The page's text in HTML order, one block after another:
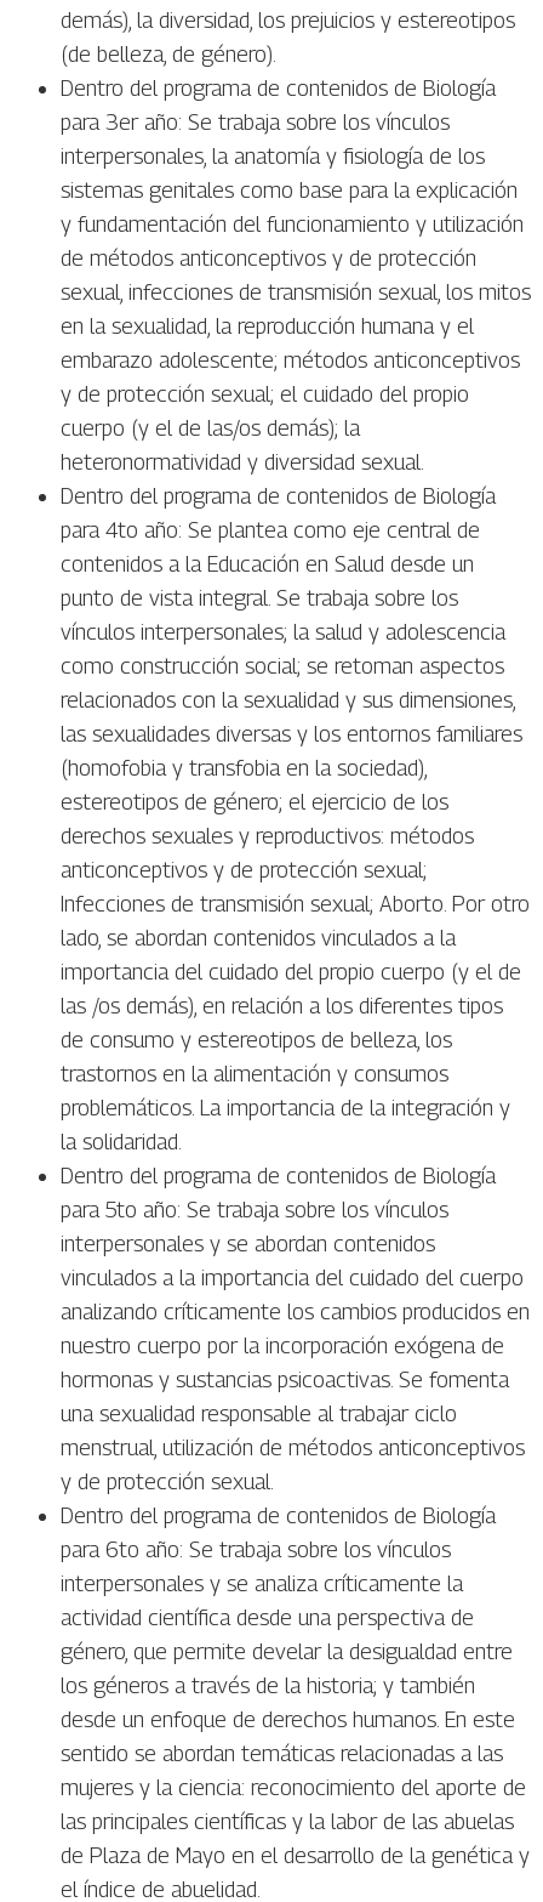
demás), la diversidad, los prejuicios y estereotipos
(de belleza, de género).
Dentro del programa de contenidos de Biología
para 3er año: Se trabaja sobre los vínculos
interpersonales, la anatomía y fisiología de los
sistemas genitales como base para la explicación
y fundamentación del funcionamiento y utilización
de métodos anticonceptivos y de protección
sexual, infecciones de transmisión sexual, los mitos
en la sexualidad, la reproducción humana y el
embarazo adolescente; métodos anticonceptivos
y de protección sexual; el cuidado del propio
cuerpo (y el de las/os demás); la
heteronormatividad y diversidad sexual.
Dentro del programa de contenidos de Biología
para 4to año: Se plantea como eje central de
contenidos a la Educación en Salud desde un
punto de vista integral. Se trabaja sobre los
vínculos interpersonales; la salud y adolescencia
como construcción social; se retoman aspectos
relacionados con la sexualidad y sus dimensiones,
las sexualidades diversas y los entornos familiares
(homofobia y transfobia en la sociedad),
estereotipos de género; el ejercicio de los
derechos sexuales y reproductivos: métodos
anticonceptivos y de protección sexual;
Infecciones de transmisión sexual; Aborto. Por otro
lado, se abordan contenidos vinculados a la
importancia del cuidado del propio cuerpo (y el de
las /os demás), en relación a los diferentes tipos
de consumo y estereotipos de belleza, los
trastornos en la alimentación y consumos
problemáticos. La importancia de la integración y
la solidaridad.
Dentro del programa de contenidos de Biología
para 5to año: Se trabaja sobre los vínculos
interpersonales y se abordan contenidos
vinculados a la importancia del cuidado del cuerpo
analizando críticamente los cambios producidos en
nuestro cuerpo por la incorporación exógena de
hormonas y sustancias psicoactivas. Se fomenta
una sexualidad responsable al trabajar ciclo
menstrual, utilización de métodos anticonceptivos
y de protección sexual.
Dentro del programa de contenidos de Biología
para 6to año: Se trabaja sobre los vínculos
interpersonales y se analiza críticamente la
actividad científica desde una perspectiva de
género, que permite develar la desigualdad entre
los géneros a través de la historia; y también
desde un enfoque de derechos humanos. En este
sentido se abordan temáticas relacionadas a las
mujeres y la ciencia: reconocimiento del aporte de
las principales científicas y la labor de las abuelas
de Plaza de Mayo en el desarrollo de la genética y
el índice de abuelidad.